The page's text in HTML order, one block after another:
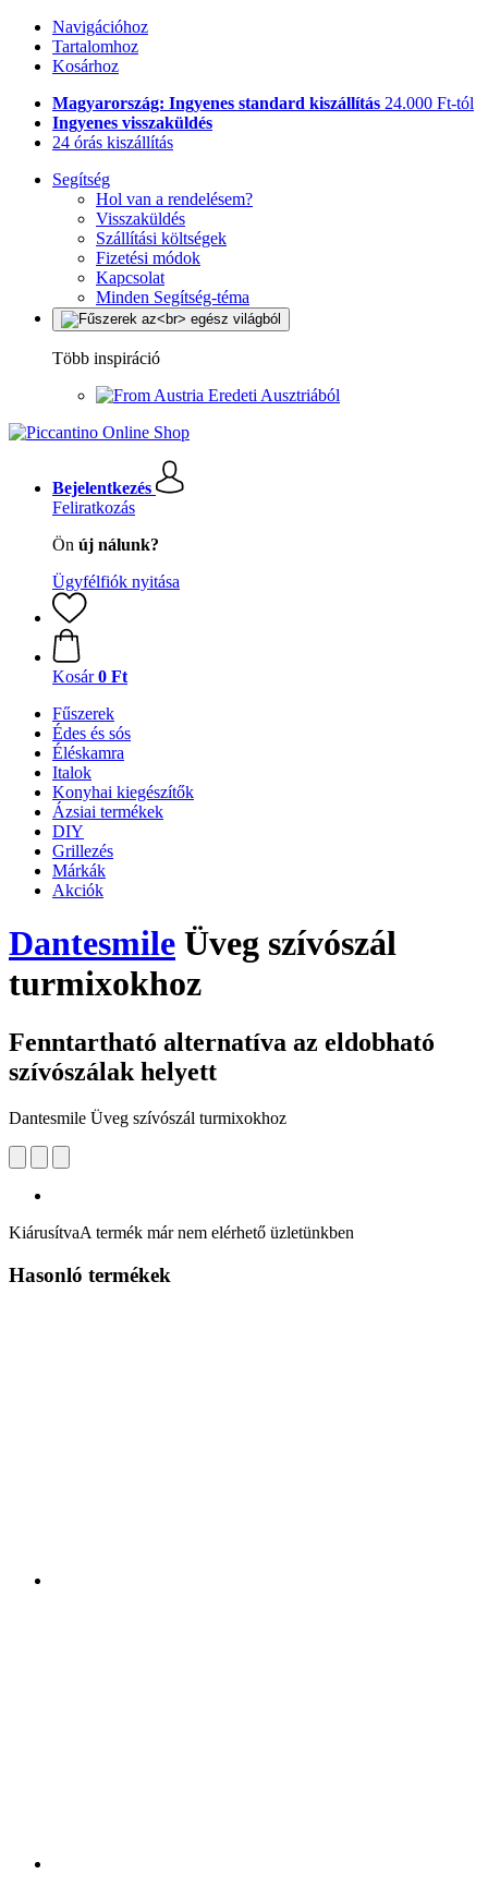
Navigációhoz
Tartalomhoz
Kosárhoz
Magyarország: Ingyenes standard kiszállítás 24.000 Ft-tól
Ingyenes visszaküldés
24 órás kiszállítás
Segítség
Hol van a rendelésem?
Visszaküldés
Szállítási költségek
Fizetési módok
Kapcsolat
Minden Segítség-téma
Több inspiráció
Eredeti Ausztriából
Bejelentkezés
Feliratkozás
Ön új nálunk?
Ügyfélfiók nyitása
Kosár 0 Ft
Fűszerek
Édes és sós
Éléskamra
Italok
Konyhai kiegészítők
Ázsiai termékek
DIY
Grillezés
Márkák
Akciók
Dantesmile Üveg szívószál
turmixokhoz
Fenntartható alternatíva az eldobható
szívószálak helyett
Dantesmile Üveg szívószál turmixokhoz
KiárusítvaA termék már nem elérhető üzletünkben
Hasonló termékek